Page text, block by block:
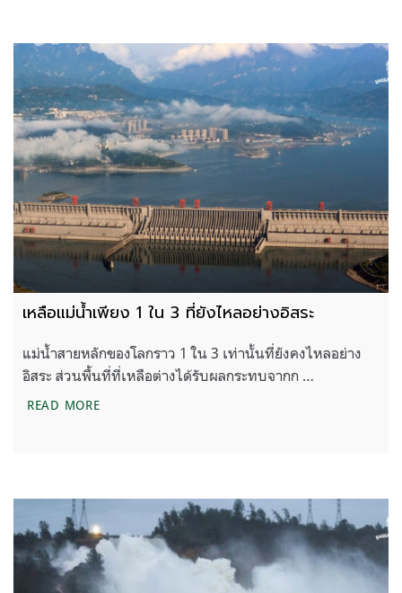
เหลือแม่น้ำเพียง 1 ใน 3 ที่ยังไหลอย่างอิสระ
แม่น้ำสายหลักของโลกราว 1 ใน 3 เท่านั้นที่ยังคงไหลอย่าง
อิสระ ส่วนพื้นที่ที่เหลือต่างได้รับผลกระทบจากก …
READ MOREเหลือแม่น้ำเพียง 1 ใน 3 ที่ยังไหลอย่างอิสระ